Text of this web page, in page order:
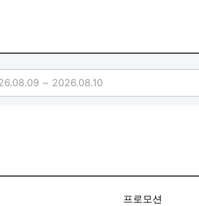
프로모션